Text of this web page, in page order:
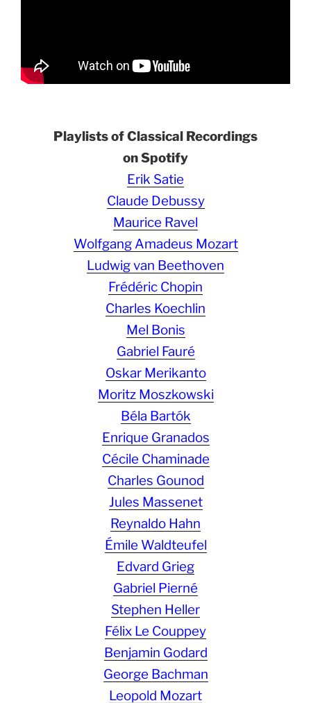
Playlists of Classical Recordings
on Spotify
Erik Satie
Claude Debussy
Maurice Ravel
Wolfgang Amadeus Mozart
Ludwig van Beethoven
Frédéric Chopin
Charles Koechlin
Mel Bonis
Gabriel Fauré
Oskar Merikanto
Moritz Moszkowski
Béla Bartók
Enrique Granados
Cécile Chaminade
Charles Gounod
Jules Massenet
Reynaldo Hahn
Émile Waldteufel
Edvard Grieg
Gabriel Pierné
Stephen Heller
Félix Le Couppey
Benjamin Godard
George Bachman
Leopold Mozart